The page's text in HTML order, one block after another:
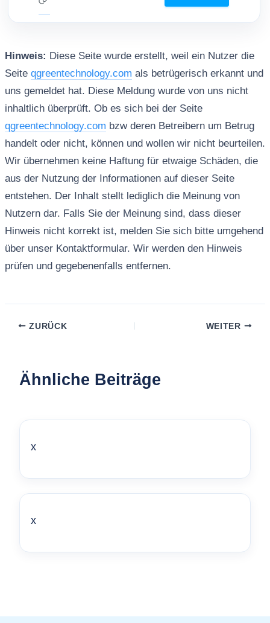
Hinweis: Diese Seite wurde erstellt, weil ein Nutzer die
Seite qgreentechnology.com als betrügerisch erkannt und
uns gemeldet hat. Diese Meldung wurde von uns nicht
inhaltlich überprüft. Ob es sich bei der Seite
qgreentechnology.com bzw deren Betreibern um Betrug
handelt oder nicht, können und wollen wir nicht beurteilen.
Wir übernehmen keine Haftung für etwaige Schäden, die
aus der Nutzung der Informationen auf dieser Seite
entstehen. Der Inhalt stellt lediglich die Meinung von
Nutzern dar. Falls Sie der Meinung sind, dass dieser
Hinweis nicht korrekt ist, melden Sie sich bitte umgehend
über unser Kontaktformular. Wir werden den Hinweis
prüfen und gegebenenfalls entfernen.
ZURÜCK WEITER
Ähnliche Beiträge
x
x